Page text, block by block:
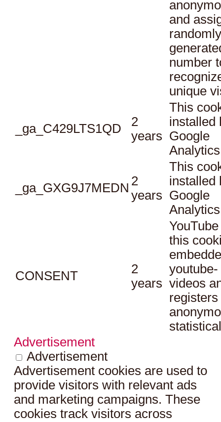
and
randomly
number
unique
_ga_C429LTS1QD
2
years
This
installed
Google
_ga_GXG9J7MEDN 2
years
This
installed
Google
CONSENT
2
years
this
youtube-
videos
registers
Advertisement
Advertisement
Advertisement cookies are used to
provide visitors with relevant ads
and marketing campaigns. These
cookies track visitors across